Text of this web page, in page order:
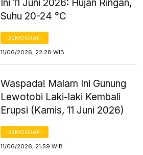
Ini 11 Juni 2026: Hujan Ringan,
Suhu 20-24 °C
DEMOGRAFI
11/06/2026, 22:28 WIB
Waspada! Malam Ini Gunung
Lewotobi Laki-laki Kembali
Erupsi (Kamis, 11 Juni 2026)
DEMOGRAFI
11/06/2026, 21:59 WIB